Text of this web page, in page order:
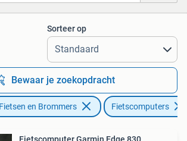
Alle afstanden…
Sorteer op
Bewaar je zoekopdracht
Fietsen en Brommers Fietscomputers